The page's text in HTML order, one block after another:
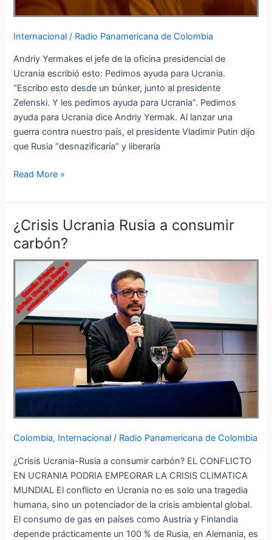
Internacional / Radio Panamericana de Colombia
Andriy Yermakes el jefe de la oficina presidencial de
Ucrania escribió esto: Pedimos ayuda para Ucrania.
“Escribo esto desde un búnker, junto al presidente
Zelenski. Y les pedimos ayuda para Ucrania”. Pedimos
ayuda para Ucrania dice Andriy Yermak. Al lanzar una
guerra contra nuestro país, el presidente Vladimir Putin dijo
que Rusia “desnazificaría” y liberaría
Read More »
¿Crisis Ucrania Rusia a consumir
carbón?
Colombia, Internacional / Radio Panamericana de Colombia
¿Crisis Ucrania-Rusia a consumir carbón? EL CONFLICTO
EN UCRANIA PODRIA EMPEORAR LA CRISIS CLIMATICA
MUNDIAL El conflicto en Ucrania no es solo una tragedia
humana, sino un potenciador de la crisis ambiental global.
El consumo de gas en países como Austria y Finlandia
depende prácticamente un 100 % de Rusia, en Alemania, es
¿Crisis
Ucrania
Rusia
consumir
carbón?